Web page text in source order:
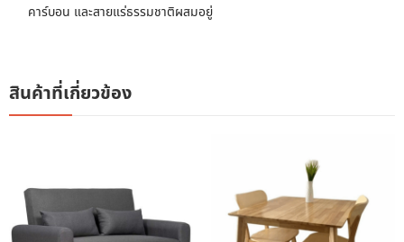
คาร์บอน และสายแร่ธรรมชาติผสมอยู่
สินค้าที่เกี่ยวข้อง